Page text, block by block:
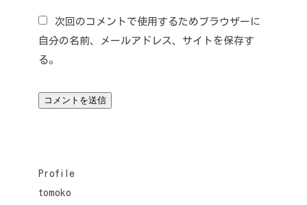
次回のコメントで使用するためブラウザーに
自分の名前、メールアドレス、サイトを保存す
る。
Profile
tomoko